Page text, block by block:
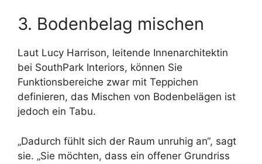
3. Bodenbelag mischen
Laut Lucy Harrison, leitende Innenarchitektin
bei SouthPark Interiors, können Sie
Funktionsbereiche zwar mit Teppichen
definieren, das Mischen von Bodenbelägen ist
jedoch ein Tabu.
„Dadurch fühlt sich der Raum unruhig an“, sagt
sie. „Sie möchten, dass ein offener Grundriss